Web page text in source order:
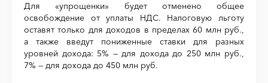
Для «упрощенки» будет отменено общее
освобождение от уплаты НДС. Налоговую льготу
оставят только для доходов в пределах 60 млн руб.,
а также введут пониженные ставки для разных
уровней дохода: 5% — для дохода до 250 млн руб.,
7% — для дохода до 450 млн руб.